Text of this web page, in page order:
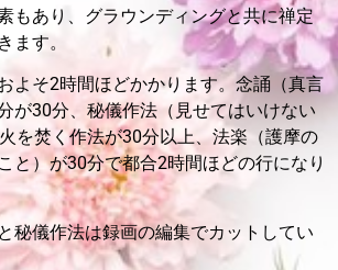
もあり、グラウンディングと共に禅定
ます。
よそ2時間ほどかかります。 念誦（真言
が30分、秘儀作法（見せてはいけない
を焚く作法が30分以上、法楽（護摩の
と）が30分で都合2時間ほどの行になり
秘儀作法は録画の編集でカットしてい